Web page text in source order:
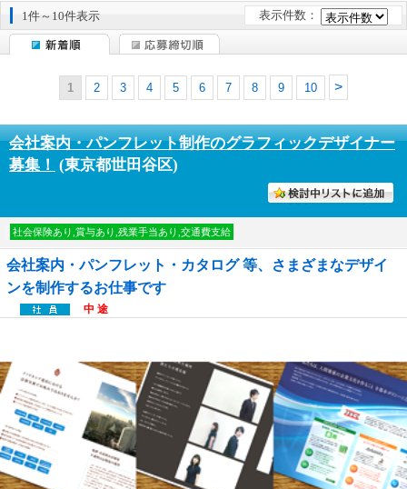
1件～10件表示 表示件数：
1 2 3 4 5 6 7 8 9 10
会社案内・パンフレット制作のグラフィックデザイナー
募集！ (東京都世田谷区)
社会保険あり,賞与あり,残業手当あり,交通費支給
会社案内・パンフレット・カタログ 等、さまざまなデザイ
ンを制作するお仕事です
中 途